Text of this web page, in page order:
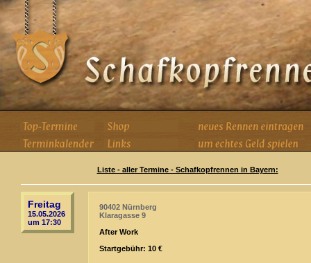
Liste - aller Termine - Schafkopfrennen in Bayern:
Freitag
15.05.2026
um 17:30
90402 Nürnberg
Klaragasse 9
After Work
Startgebühr: 10 €